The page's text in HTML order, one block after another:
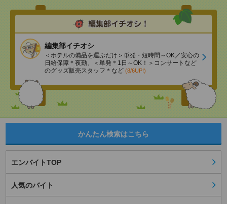
編集部イチオシ
＜ホテルの備品を運ぶだけ＞単発・短時間～OK／安心の
日給保障＊夜勤、＜単発＊1日～OK！＞コンサートなど
のグッズ販売スタッフ＊など (8/6UP!)
かんたん検索はこちら
エンバイトTOP
人気のバイト